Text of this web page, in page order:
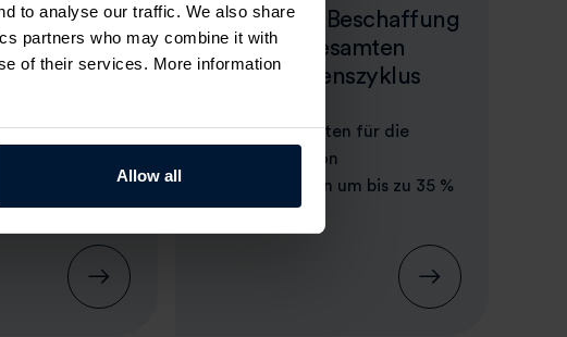
to analyse our traffic. We also share
partners who may combine it with
of their services. More information
Allow all
Spanflug BUY
Intelligente Beschaffung
über den gesamten
Produktlebenszyklus
Wie Sie die Kosten für die
Beschaffung von
Fertigungsteilen um bis zu 35 %
reduzieren.